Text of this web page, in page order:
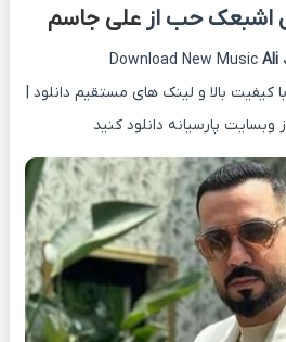
اشبعک حب ازعلی جاسم
Download New Music Ali
بالا و لینک های مستقیم دانلود |
وبسایت پارسیانه دانلود کنید